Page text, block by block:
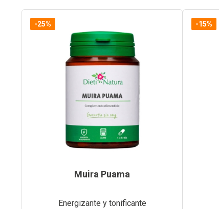
-25%
Muira Puama
Energizante y tonificante
-15%